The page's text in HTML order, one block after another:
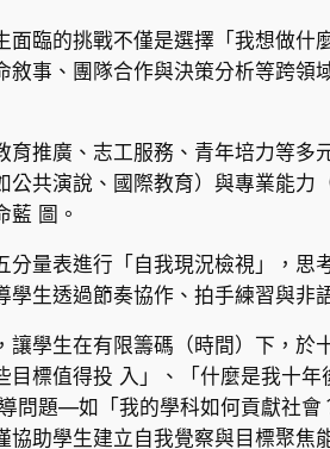
臨的挑戰不僅是選擇「我想做
事、團隊合作與決策分析等跨
推廣、志工服務、青年培力等
共演說、國際教育）與專業能
藍 圖。
量表進行「自我現況檢視」，
生透過節奏協作、拍手練習與非
學生在有限籌碼（時間）下，
標值得投 入」、「什麼是我十
問題—如「我的學科如何貢獻社
助學生建立自我覺察與目標聚